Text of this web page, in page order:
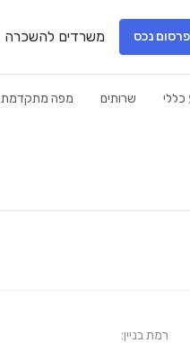
פרסום נכס משרדים להשכרה
כללי שרותים מפה מתקדמת
רמת בניין: